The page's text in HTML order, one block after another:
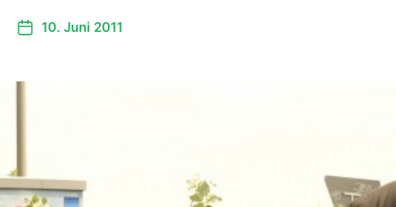
10. Juni 2011